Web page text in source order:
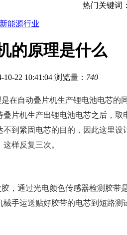
热门关键词
新能源行业
的原理是什么
22 10:41:04 浏览量： 740
在自动叠片机生产锂电池电芯
片机生产出锂电池电芯之后，
到紧固电芯的目的，因此这里
样反复三次。
，通过光电颜色传感器检测胶带
手运送贴好胶带的电芯到短路